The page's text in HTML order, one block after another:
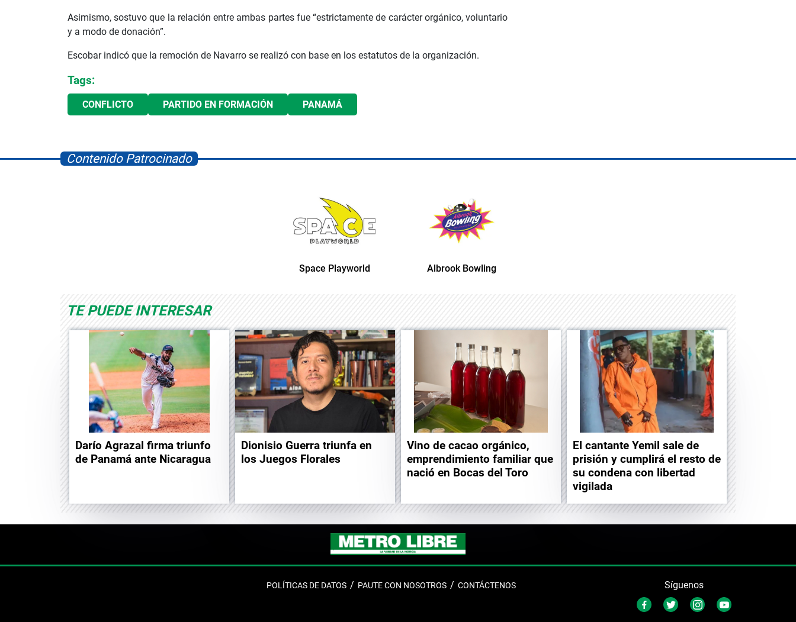
Asimismo, sostuvo que la relación entre ambas partes fue “estrictamente de carácter orgánico, voluntario
y a modo de donación”.
Escobar indicó que la remoción de Navarro se realizó con base en los estatutos de la organización.
Tags:
CONFLICTO PARTIDO EN FORMACIÓN PANAMÁ
Contenido Patrocinado
Space Playworld Albrook Bowling
TE PUEDE INTERESAR
Darío Agrazal firma triunfo
de Panamá ante Nicaragua
Dionisio Guerra triunfa en
los Juegos Florales
Vino de cacao orgánico,
emprendimiento familiar que
nació en Bocas del Toro
El cantante Yemil sale de
prisión y cumplirá el resto de
su condena con libertad
vigilada
POLÍTICAS DE DATOS PAUTE CON NOSOTROS CONTÁCTENOS Síguenos